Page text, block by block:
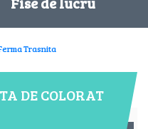
Trasnita
DE COLORAT